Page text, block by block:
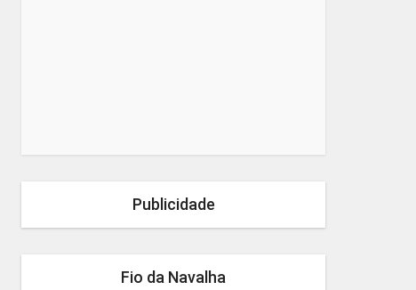
Publicidade
Fio da Navalha